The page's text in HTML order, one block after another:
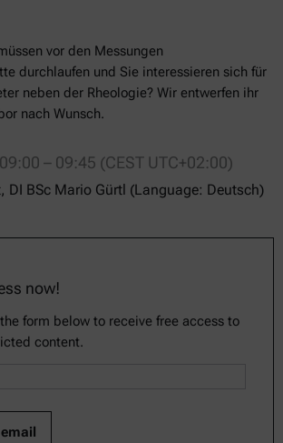
vor den Messungen
durchlaufen und Sie interessieren sich für
neben der Rheologie? Wir entwerfen ihr
nach Wunsch.
– 09:45 (CEST UTC+02:00)
DI BSc Mario Gürtl (Language: Deutsch)
now!
form below to receive free access to
content.